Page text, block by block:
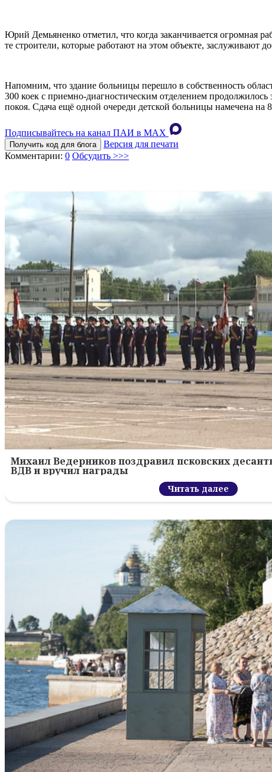
Юрий Демьяненко отметил, что когда заканчивается огромная
те строители, которые работают на этом объекте, заслуживают
Напомним, что здание больницы перешло в собственность
300 коек с приемно-диагностическим отделением
покоя. Сдача ещё одной очереди детской больницы намечена на 8
Подписывайтесь на канал ПАИ в MAХ
Получить код для блога
Версия для печати
Комментарии: 0 Обсудить >>>
Михаил Ведерников поздравил псковских
ВДВ и вручил награды
Читать далее